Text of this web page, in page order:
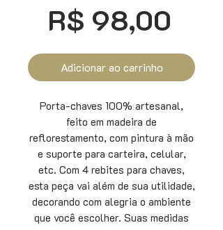
R$ 98,00
Adicionar ao carrinho
Porta-chaves 100% artesanal,
feito em madeira de
reflorestamento, com pintura à mão
e suporte para carteira, celular,
etc. Com 4 rebites para chaves,
esta peça vai além de sua utilidade,
decorando com alegria o ambiente
que você escolher. Suas medidas